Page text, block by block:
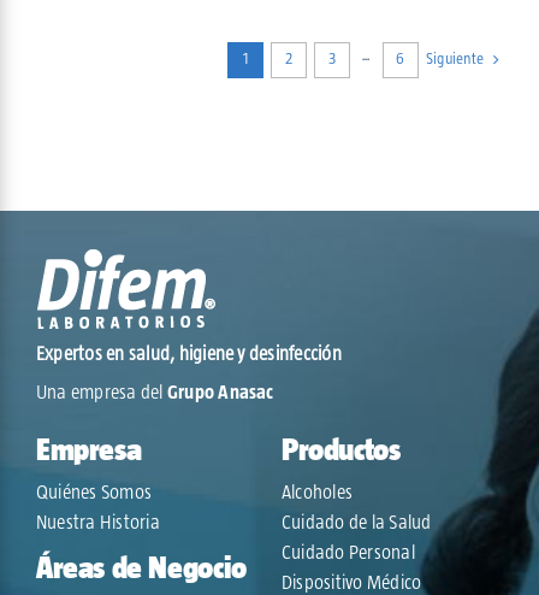
1 2 3 ··· 6 Siguiente
Expertos en salud, higiene y desinfección
Una empresa del Grupo Anasac
Empresa
Quiénes Somos
Nuestra Historia
Áreas de Negocio
Productos
Alcoholes
Cuidado de la Salud
Cuidado Personal
Dispositivo Médico